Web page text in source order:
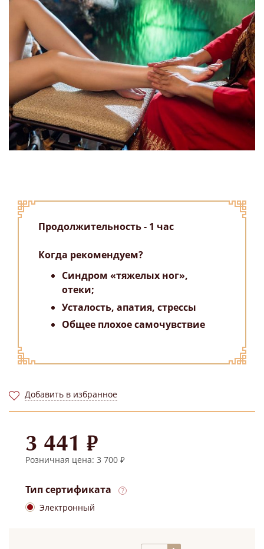
Продолжительность - 1 час
Когда рекомендуем?
Синдром «тяжелых ног»,
отеки;
Усталость, апатия, стрессы
Общее плохое самочувствие
Добавить в избранное
3 441 ₽
Розничная цена: 3 700 ₽
Тип сертификата
Электронный